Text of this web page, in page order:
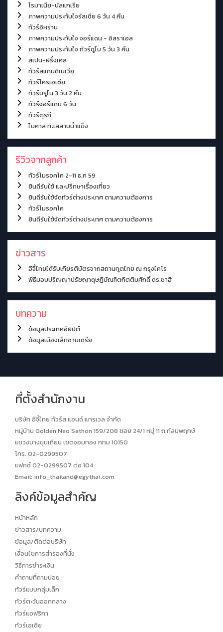
โรมาเนีย-บัลแกเรีย
ภาพความประทับใจรัสเซีย 6 วัน 4 คืน
ทัวร์อิหร่าน
ภาพความประทับใจ จอร์แดน - อิสราเอล
ภาพความประทับใจ ทัวร์ดูไบ 5 วัน 3 คืน
สเปน-ฝรั่งเศส
ทัวร์สแกนดิเนเวีย
ทัวร์โครเอเชีย
ทัวร์บรูไน 3 วัน 2 คืน
ทัวร์จอร์แดน 6 วัน
ทัวร์ตุรกี
ไบคาล ทะเลสาบน้ำแข็ง
รีวิวจากลูกค้า
ทัวร์โมรอคโค 2-11 ธ.ค 59
ยินดีรับใช้ และปรึกษาเรื่องเที่ยว
ยินดีรับใช้จัดทัวร์ต่างประเทศ ตามความต้องการ
ทัวร์โมรอคโค
ยินดีรับใช้จัดทัวร์ต่างประเทศ ตามความต้องการ
ข่าวสาร
อีจี้ไทยได้รับเกียรติบัตรจากสถานทูตไทย ณ กรุงไคโร
พิธีมอบปริญญาปรัชญาดุษฎีบัณฑิตกิตติมศักดิ์ ดร.ซาฮี
บทความ
ข้อมูลประเทศอียิปต์
ข้อมูลเมืองเล็กซานเดรีย
ที่ตั้งสำนักงาน
บริษัท อีจี้ไทย ทัวร์ส แอนด์ แทรเวล จำกัด
หมู่บ้าน Golden Neo Sathon 159/208 ซอย 24/1 หมู่ 11 ถ.กัลปพฤกษ์
แขวงบางขุนเทียน เขตจอมทอง กทม 10150
โทร. 02-0299507
แฟกซ์ 02-0299507 ต่อ 104
Email: info_thailand@egythai.com
ลิงค์ข้อมูลสำคัญ
หน้าหลัก
ข่าวสาร/บทความ
ข้อมูล/ติดต่อบริษัท
เงื่อนไขการสำรองที่นั่ง
วิธีการชำระเงิน
คำถามที่ถามบ่อย
ทัวร์แบบกลุ่มเล็ก
ทัวร์ตะวันออกกลาง
ทัวร์แอฟริกา
ทัวร์เอเซีย